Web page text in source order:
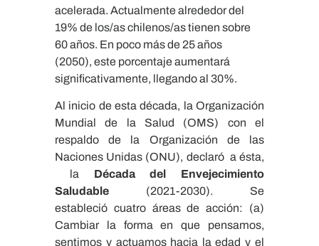
acelerada. Actualmente alrededor del
19% de los/as chilenos/as tienen sobre
60 años. En poco más de 25 años
(2050), este porcentaje aumentará
significativamente, llegando al 30%.
Al inicio de esta década, la Organización
Mundial de la Salud (OMS) con el
respaldo de la Organización de las
Naciones Unidas (ONU), declaró a ésta,
la Década del Envejecimiento
Saludable (2021-2030). Se
estableció cuatro áreas de acción: (a)
Cambiar la forma en que pensamos,
sentimos y actuamos hacia la edad y el